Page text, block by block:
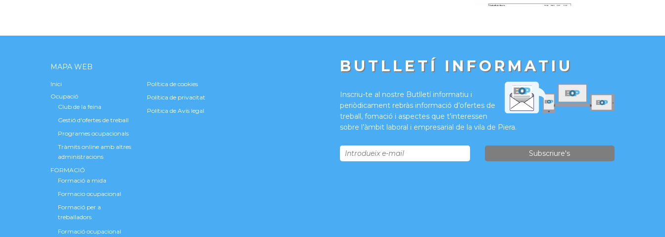
MAPA WEB
Inici
Ocupació
Club de la feina
Gestió d'ofertes de treball
Programes ocupacionals
Tràmits online amb altres
administracions
FORMACIÓ
Formació a mida
Formacio ocupacional
Formació per a
treballadors
Formació ocupacional
Política de cookies
Política de privacitat
Política de Avis legal
BUTLLETÍ INFORMATIU
Inscriu-te al nostre Butlletí informatiu i
periòdicament rebràs informació d’ofertes de
treball, fomació i aspectes que t'interessen
sobre l’àmbit laboral i empresarial de la vila de Piera.